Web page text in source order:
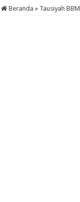
Beranda » Tausiyah BBM